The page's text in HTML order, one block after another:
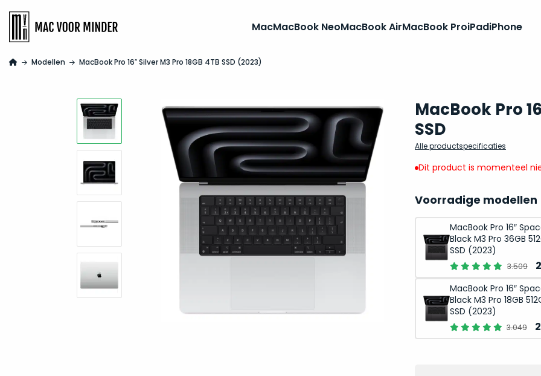
MacMacBook NeoMacBook AirMacBook ProiPadiPhone
Modellen MacBook Pro 16″ Silver M3 Pro 18GB 4TB SSD (2023)
MacBook Pro
SSD
Alle productspecificaties
Dit product is momenteel
Voorradige modellen
MacBook Pro 16″
Black M3 Pro 36GB
SSD (2023)
3.509
MacBook Pro 16″
Black M3 Pro 18GB
SSD (2023)
3.049